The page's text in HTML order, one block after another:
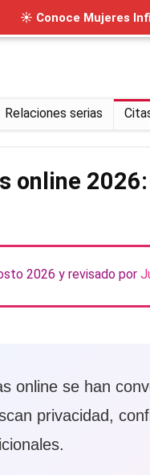
Relaciones serias
online
2026 y revisado por
online se han
privacidad,
☀ Conoce Mujeres